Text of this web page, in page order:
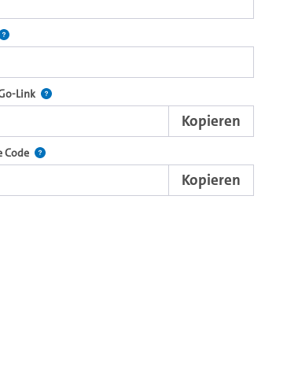
Videoplayer einzubetten.
Serie mit dem Lecture2Go-Videoplayer einzubetten.
Applikationen.
den OpenOlat Video-Baustein einzubetten.
den Endpunkt für Zitat2Go. Bitte in das Feld
Link Nach der Auswahl eines Start- und Endpunktes
Kopieren
Code Nutzen Sie diesen Code, um den Auschnitt des
Kopieren